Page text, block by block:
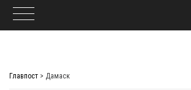
Главпост > Дамаск